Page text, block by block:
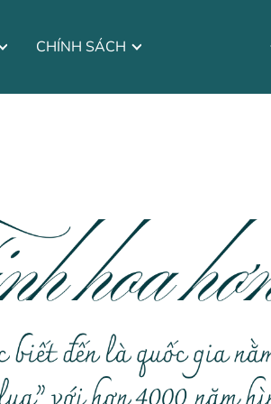
CHÍNH SÁCH